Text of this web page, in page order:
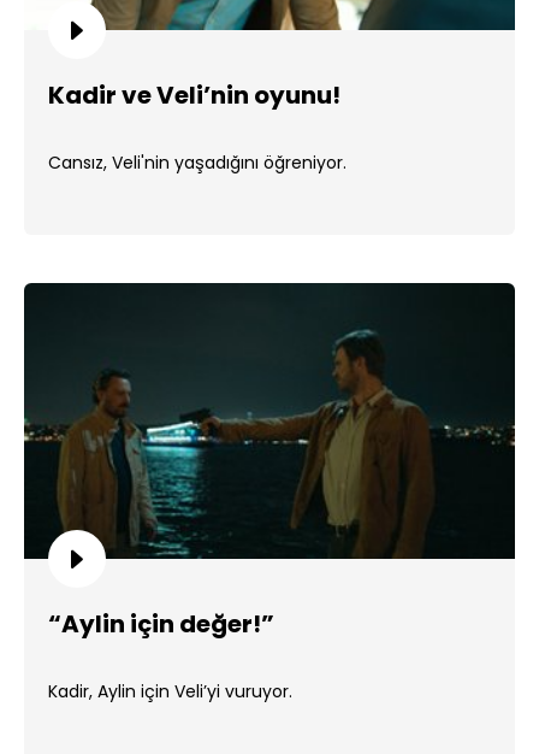
Kadir ve Veli’nin oyunu!
Cansız, Veli'nin yaşadığını öğreniyor.
“Aylin için değer!”
Kadir, Aylin için Veli’yi vuruyor.